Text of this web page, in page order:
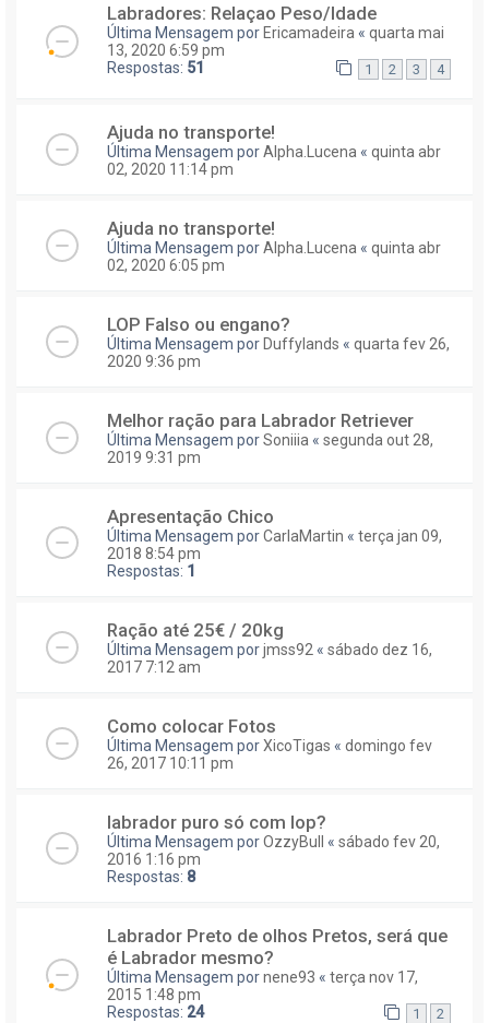
Labradores: Relaçao Peso/Idade
Última Mensagem porEricamadeira « quarta mai
13, 2020 6:59 pm
Respostas: 51 1 2 3 4
Ajuda no transporte!
Última Mensagem porAlpha.Lucena « quinta abr
02, 2020 11:14 pm
Ajuda no transporte!
Última Mensagem porAlpha.Lucena « quinta abr
02, 2020 6:05 pm
LOP Falso ou engano?
Última Mensagem por Duffylands « quarta fev 26,
2020 9:36 pm
Melhor ração para Labrador Retriever
Última Mensagem porSoniiia « segunda out 28,
2019 9:31 pm
Apresentação Chico
Última Mensagem porCarlaMartin « terça jan 09,
2018 8:54 pm
Respostas: 1
Ração até 25€ / 20kg
Última Mensagem porjmss92 « sábado dez 16,
2017 7:12 am
Como colocar Fotos
Última Mensagem porXicoTigas « domingo fev
26, 2017 10:11 pm
labrador puro só com lop?
Última Mensagem porOzzyBull « sábado fev 20,
2016 1:16 pm
Respostas: 8
Labrador Preto de olhos Pretos, será que
é Labrador mesmo?
Última Mensagem pornene93 « terça nov 17,
2015 1:48 pm
Respostas: 24 1 2